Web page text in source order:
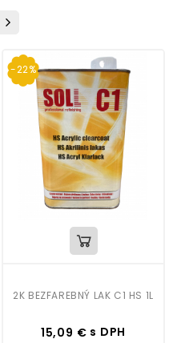
-22%
2K BEZFAREBNÝ LAK C1 HS 1L
Cena
15,09 € s DPH